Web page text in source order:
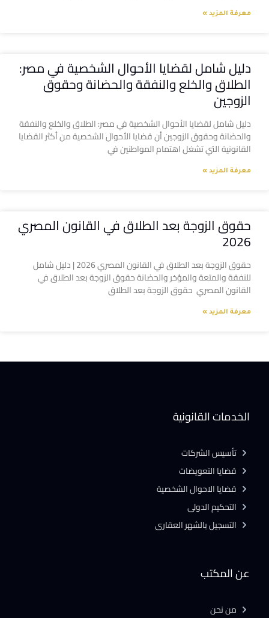
معرفة المزيد »
دليل شامل لقضايا الأحوال الشخصية في مصر:
الطلاق والخلع والنفقة والحضانة وحقوق
الزوجين
دليل شامل لقضايا الأحوال الشخصية في مصر: الطلاق والخلع والنفقة
والحضانة وحقوق الزوجين أن قضايا الأحوال الشخصية من أكثر القضايا
القانونية التي تشغل اهتمام المواطنين في
معرفة المزيد »
حقوق الزوجة بعد الطلاق في القانون المصري
2026
حقوق الزوجة بعد الطلاق في القانون المصري 2026 | دليل شامل
للنفقة والمتعة والمؤخر والحضانة حقوق الزوجة بعد الطلاق في
القانون المصري حقوق الزوجة بعد الطلاق
معرفة المزيد »
عن المكتب
من نحن
الخدمات القانونية
تأسيس الشركات
قضايا التعويضات
قضايا الاحوال الشخصية
التحكيم الدولى
التسجيل بالشهر العقارى